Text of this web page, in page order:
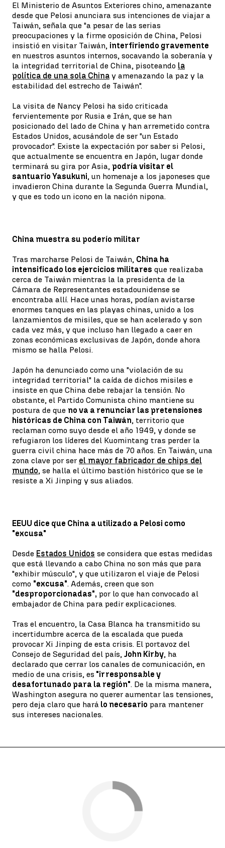
El Ministerio de Asuntos Exteriores chino, amenazante
desde que Pelosi anunciara sus intenciones de viajar a
Taiwán, señala que "a pesar de las serias
preocupaciones y la firme oposición de China, Pelosi
insistió en visitar Taiwán, interfiriendo gravemente
en nuestros asuntos internos, socavando la soberanía y
la integridad territorial de China, pisoteando la
política de una sola China y amenazando la paz y la
estabilidad del estrecho de Taiwán".
La visita de Nancy Pelosi ha sido criticada
fervientemente por Rusia e Irán, que se han
posicionado del lado de China y han arremetido contra
Estados Unidos, acusándole de ser "un Estado
provocador". Existe la expectación por saber si Pelosi,
que actualmente se encuentra en Japón, lugar donde
terminará su gira por Asia, podría visitar el
santuario Yasukuni, un homenaje a los japoneses que
invadieron China durante la Segunda Guerra Mundial,
y que es todo un icono en la nación nipona.
China muestra su poderío militar
Tras marcharse Pelosi de Taiwán, China ha
intensificado los ejercicios militares que realizaba
cerca de Taiwán mientras la la presidenta de la
Cámara de Representantes estadounidense se
encontraba allí. Hace unas horas, podían avistarse
enormes tanques en las playas chinas, unido a los
lanzamientos de misiles, que se han acelerado y son
cada vez más, y que incluso han llegado a caer en
zonas económicas exclusivas de Japón, donde ahora
mismo se halla Pelosi.
Japón ha denunciado como una "violación de su
integridad territorial" la caída de dichos misiles e
insiste en que China debe rebajar la tensión. No
obstante, el Partido Comunista chino mantiene su
postura de que no va a renunciar las pretensiones
históricas de China con Taiwán, territorio que
reclaman como suyo desde el año 1949, y donde se
refugiaron los líderes del Kuomintang tras perder la
guerra civil china hace más de 70 años. En Taiwán, una
zona clave por ser el mayor fabricador de chips del
mundo, se halla el último bastión histórico que se le
resiste a Xi Jinping y sus aliados.
EEUU dice que China a utilizado a Pelosi como
"excusa"
Desde Estados Unidos se considera que estas medidas
que está llevando a cabo China no son más que para
"exhibir músculo", y que utilizaron el viaje de Pelosi
como "excusa". Además, creen que son
"desproporcionadas", por lo que han convocado al
embajador de China para pedir explicaciones.
Tras el encuentro, la Casa Blanca ha transmitido su
incertidumbre acerca de la escalada que pueda
provocar Xi Jinping de esta crisis. El portavoz del
Consejo de Seguridad del país, John Kirby, ha
declarado que cerrar los canales de comunicación, en
medio de una crisis, es "irresponsable y
desafortunado para la región". De la misma manera,
Washington asegura no querer aumentar las tensiones,
pero deja claro que hará lo necesario para mantener
sus intereses nacionales.